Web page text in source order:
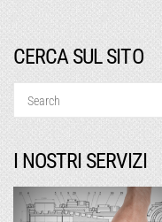
CERCA SUL SITO
I NOSTRI SERVIZI